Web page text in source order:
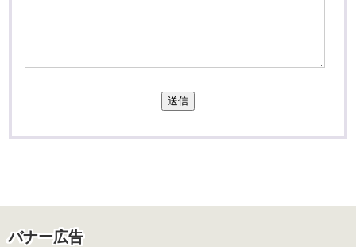
送信
バナー広告